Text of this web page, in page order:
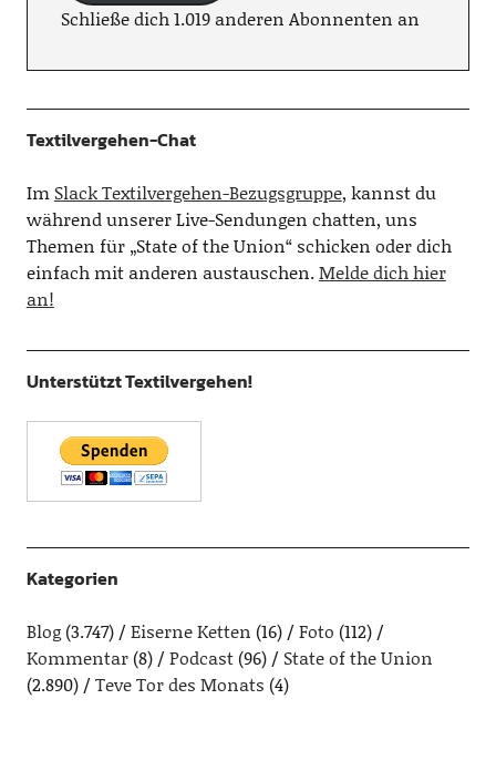
Schließe dich 1.019 anderen Abonnenten an
Textilvergehen-Chat
Im Slack Textilvergehen-Bezugsgruppe, kannst du
während unserer Live-Sendungen chatten, uns
Themen für „State of the Union“ schicken oder dich
einfach mit anderen austauschen.Melde dich hier
an!
Unterstützt Textilvergehen!
Kategorien
Blog(3.747) Eiserne Ketten (16) Foto (112)
Kommentar(8) Podcast(96)
State of the Union
(2.890)
Teve Tor des Monats (4)